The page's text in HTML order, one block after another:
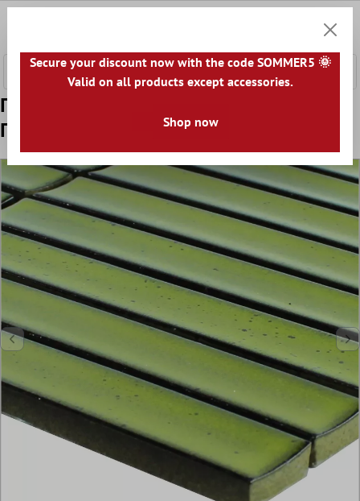
Πρότυπο από Kεραμικό Mωσαϊκό
Πλακάκια Ράβδος Ontario Πράσινος
Secure your discount now with the code SOMMER5 🌞
Valid on all products except accessories.
Shop now